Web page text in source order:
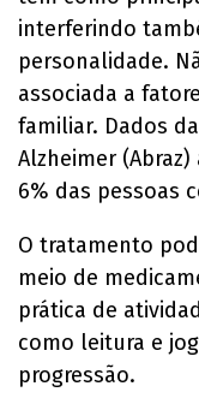
interferindo
personalidade.
associada a
familiar. Dados
Alzheimer
6% das pessoas
O tratamento
meio de
prática de
como leitura e
progressão.